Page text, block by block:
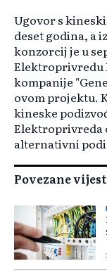
Ugovor s
deset godina, a
konzorcij je u
Elektroprivredu
kompanije
ovom projektu.
kineske
Elektroprivreda
alternativni
Povezane